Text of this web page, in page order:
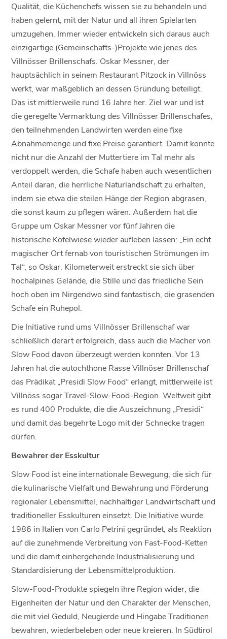
Qualität, die Küchenchefs wissen sie zu behandeln und
haben gelernt, mit der Natur und all ihren Spielarten
umzugehen. Immer wieder entwickeln sich daraus auch
einzigartige (Gemeinschafts-)Projekte wie jenes des
Villnösser Brillenschafs. Oskar Messner, der
hauptsächlich in seinem Restaurant Pitzock in Villnöss
werkt, war maßgeblich an dessen Gründung beteiligt.
Das ist mittlerweile rund 16 Jahre her. Ziel war und ist
die geregelte Vermarktung des Villnösser Brillenschafes,
den teilnehmenden Landwirten werden eine fixe
Abnahmemenge und fixe Preise garantiert. Damit konnte
nicht nur die Anzahl der Muttertiere im Tal mehr als
verdoppelt werden, die Schafe haben auch wesentlichen
Anteil daran, die herrliche Naturlandschaft zu erhalten,
indem sie etwa die steilen Hänge der Region abgrasen,
die sonst kaum zu pflegen wären. Außerdem hat die
Gruppe um Oskar Messner vor fünf Jahren die
historische Kofelwiese wieder aufleben lassen: „Ein echt
magischer Ort fernab von touristischen Strömungen im
Tal“, so Oskar. Kilometerweit erstreckt sie sich über
hochalpines Gelände, die Stille und das friedliche Sein
hoch oben im Nirgendwo sind fantastisch, die grasenden
Schafe ein Ruhepol.
Die Initiative rund ums Villnösser Brillenschaf war
schließlich derart erfolgreich, dass auch die Macher von
Slow Food davon überzeugt werden konnten. Vor 13
Jahren hat die autochthone Rasse Villnöser Brillenschaf
das Prädikat „Presidi Slow Food“ erlangt, mittlerweile ist
Villnöss sogar Travel-Slow-Food-Region. Weltweit gibt
es rund 400 Produkte, die die Auszeichnung „Presidi“
und damit das begehrte Logo mit der Schnecke tragen
dürfen.
Bewahrer der Esskultur
Slow Food ist eine internationale Bewegung, die sich für
die kulinarische Vielfalt und Bewahrung und Förderung
regionaler Lebensmittel, nachhaltiger Landwirtschaft und
traditioneller Esskulturen einsetzt. Die Initiative wurde
1986 in Italien von Carlo Petrini gegründet, als Reaktion
auf die zunehmende Verbreitung von Fast-Food-Ketten
und die damit einhergehende Industrialisierung und
Standardisierung der Lebensmittelproduktion.
Slow-Food-Produkte spiegeln ihre Region wider, die
Eigenheiten der Natur und den Charakter der Menschen,
die mit viel Geduld, Neugierde und Hingabe Traditionen
bewahren, wiederbeleben oder neue kreieren. In Südtirol